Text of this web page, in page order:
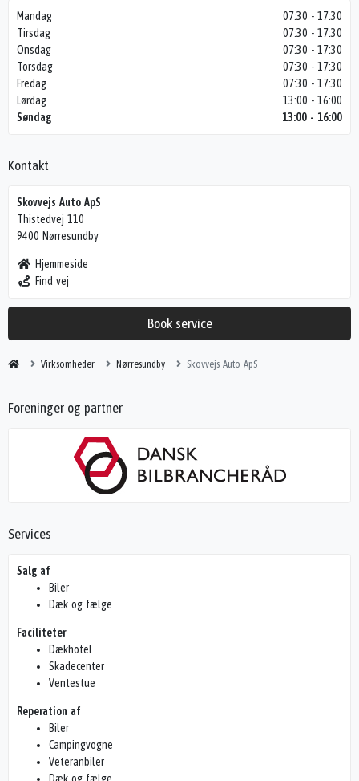
Mandag
Tirsdag
Onsdag
Torsdag
Fredag
Lørdag
Søndag
07:30 - 17:30
07:30 - 17:30
07:30 - 17:30
07:30 - 17:30
07:30 - 17:30
13:00 - 16:00
13:00 - 16:00
Kontakt
Skovvejs Auto ApS
Thistedvej 110
9400 Nørresundby
Hjemmeside
Find vej
Book service
Virksomheder Nørresundby Skovvejs Auto ApS
Foreninger og partner
Services
Salg af
Biler
Dæk og fælge
Faciliteter
Dækhotel
Skadecenter
Ventestue
Reperation af
Biler
Campingvogne
Veteranbiler